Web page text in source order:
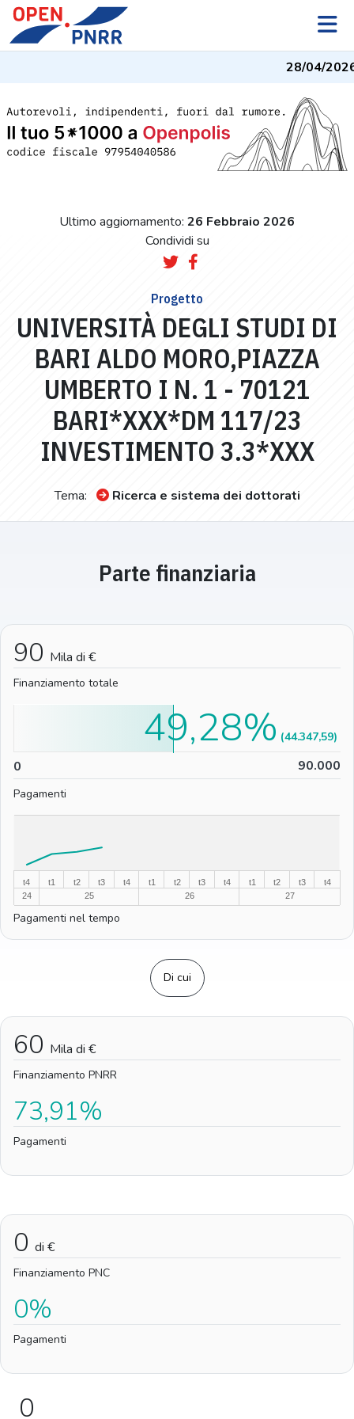
28/04/2026
Ultimo aggiornamento: 26 Febbraio 2026
Condividi su
Progetto
UNIVERSITÀ DEGLI STUDI DI
BARI ALDO MORO,PIAZZA
UMBERTO I N. 1 - 70121
BARI*XXX*DM 117/23
INVESTIMENTO 3.3*XXX
Tema: Ricerca e sistema dei dottorati
Parte finanziaria
90 Mila di €
Finanziamento totale
0 90.000
49,28% (44.347,59)
Pagamenti
t4
24
t1
25
t2 t3 t4
t1
26
t2 t3 t4
t1
27
t2 t3 t4
Pagamenti nel tempo
Di cui
60 Mila di €
Finanziamento PNRR
73,91%
Pagamenti
0 di €
Finanziamento PNC
0%
Pagamenti
0